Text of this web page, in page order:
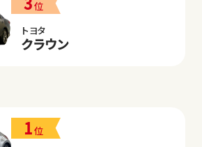
位
トヨタ
クラウン
1位